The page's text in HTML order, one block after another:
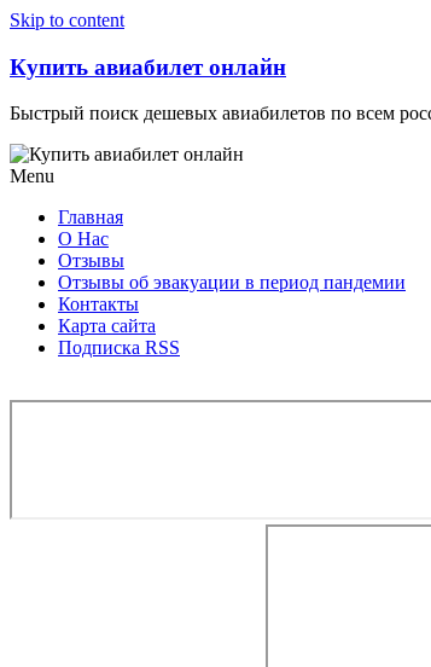
Skip to content
Купить авиабилет онлайн
Быстрый поиск дешевых авиабилетов по всем
Menu
Главная
О Нас
Отзывы
Отзывы об эвакуации в период пандемии
Контакты
Карта сайта
Подписка RSS